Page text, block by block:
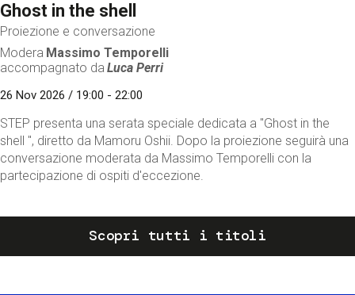
Ghost in the shell
Proiezione e conversazione
Modera Massimo Temporelli
accompagnato da Luca Perri
26 Nov 2026 / 19:00 - 22:00
STEP presenta una serata speciale dedicata a "Ghost in the
shell ", diretto da Mamoru Oshii. Dopo la proiezione seguirà una
conversazione moderata da Massimo Temporelli con la
partecipazione di ospiti d'eccezione.
Scopri tutti i titoli